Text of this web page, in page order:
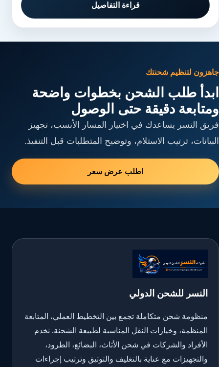
قراءة التفاصيل
جاهزون لتنظيم شحنتك
ابدأ طلب الشحن بخطوات واضحة
ومتابعة دقيقة حتى الوصول
فريق النسر يساعدك في اختيار المسار الأنسب، تجهيز
البيانات، ترتيب الاستلام، وتوضيح المتطلبات قبل التنفيذ.
اطلب عرض سعر
النسر للشحن الدولي
منظومة شحن متكاملة تجمع بين التخطيط العملي، المتابعة
المنظمة، وخيارات النقل المناسبة لطبيعة الشحنة. نخدم
الأفراد والشركات في شحن الأثاث، البضائع، الطرود،
والتجهيزات مع عناية بالتغليف والتوثيق وترتيب إجراءات